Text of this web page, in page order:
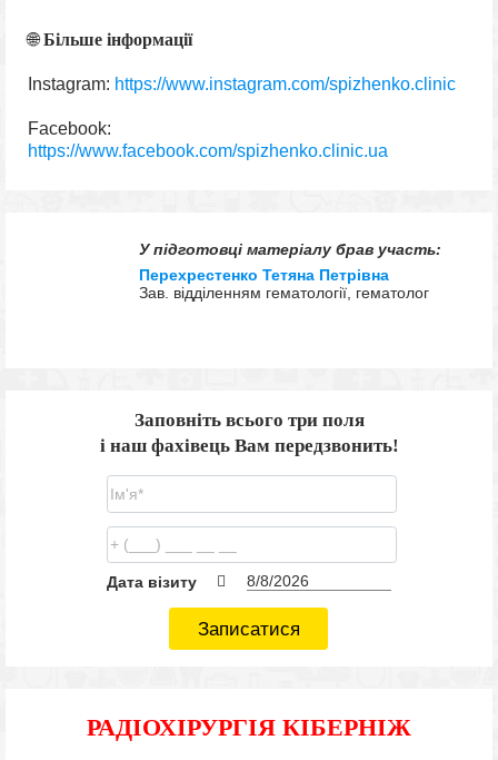
🌐Більше інформації
Instagram: https://www.instagram.com/spizhenko.clinic
Facebook:
https://www.facebook.com/spizhenko.clinic.ua
У підготовці матеріалу брав участь:
Перехрестенко Тетяна Петрівна
Зав. відділенням гематології, гематолог
Заповніть всього три поля
і наш фахівець Вам передзвонить!
Дата візиту
Записатися
РАДІОХІРУРГІЯ КІБЕРНІЖ